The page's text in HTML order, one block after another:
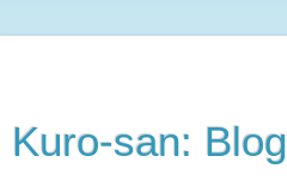
Kuro-san: Blog